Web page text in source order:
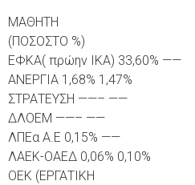
ΜΑΘΗΤΗ
(ΠΟΣΟΣΤΟ %)
ΕΦΚΑ( πρώην ΙΚΑ) 33,60% ——
ΑΝΕΡΓΙΑ 1,68% 1,47%
ΣΤΡΑΤΕΥΣΗ ——– ——
ΔΛΟΕΜ ——– ——
ΛΠΕα Α.Ε 0,15% ——
ΛΑΕΚ-ΟΑΕΔ 0,06% 0,10%
ΟΕΚ (ΕΡΓΑΤΙΚΗ